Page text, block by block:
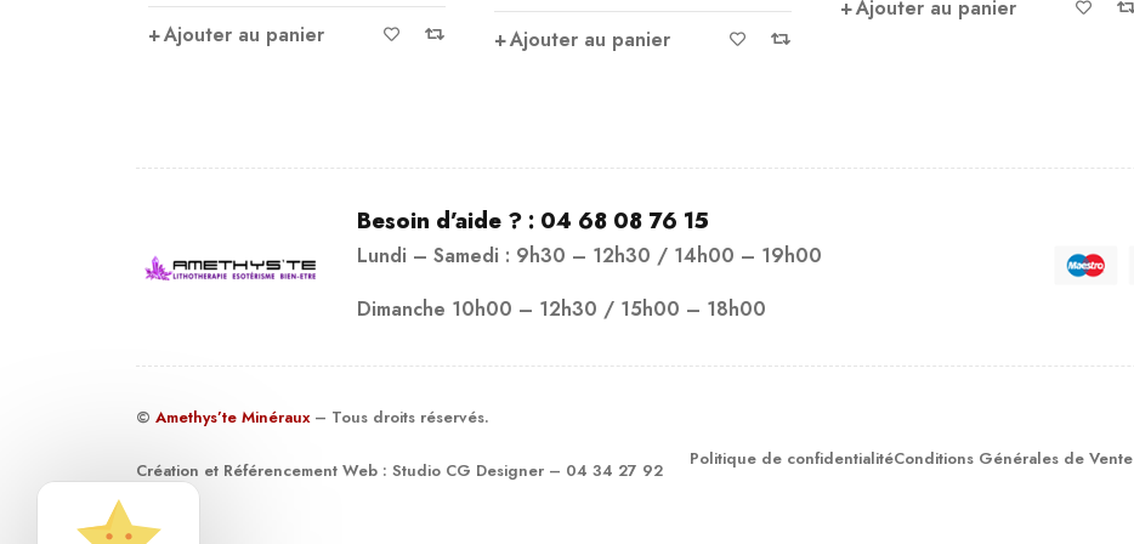
Ajouter au panier
Ajouter au panier
Ajouter au panier
Besoin d’aide ? : 04 68 08 76 15
Lundi – Samedi : 9h30 – 12h30 / 14h00 – 19h00
Dimanche 10h00 – 12h30 / 15h00 – 18h00
© Amethys’te Minéraux – Tous droits réservés.
Création et Référencement Web : Studio CG Designer – 04 34 27 92
Politique de confidentialitéConditions Générales de Vente